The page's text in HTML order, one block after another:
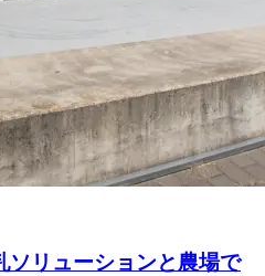
ソリューションと農場で